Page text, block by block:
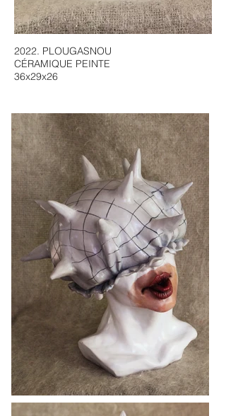
2022. PLOUGASNOU
CÉRAMIQUE PEINTE
36x29x26